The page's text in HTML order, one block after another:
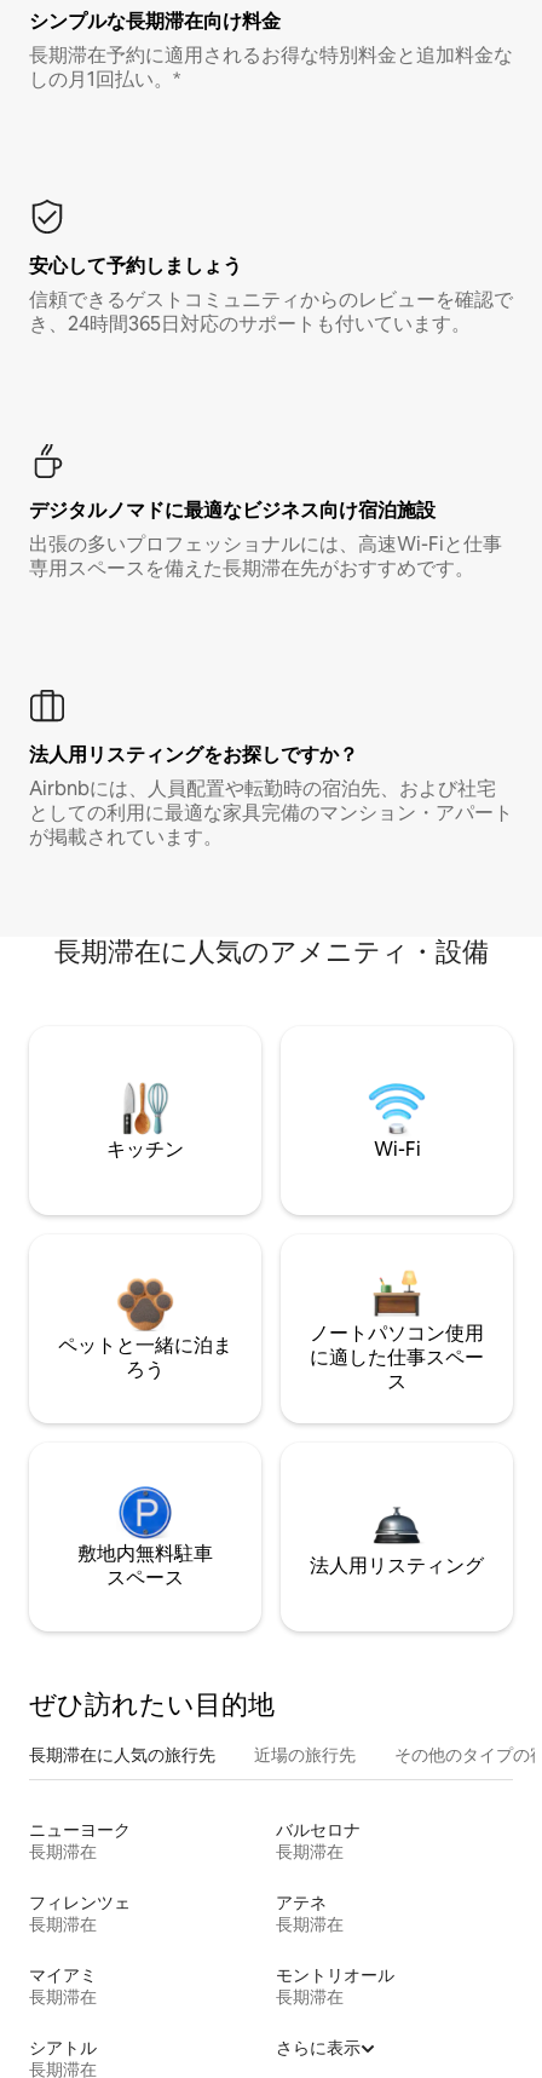
シンプルな長期滞在向け料金
長期滞在予約に適用されるお得な特別料金と追加料金な
しの月1回払い。*
安心して予約しましょう
信頼できるゲストコミュニティからのレビューを確認で
き、24時間365日対応のサポートも付いています。
デジタルノマド⁠に最⁠適⁠なビ⁠ジ⁠ネ⁠ス⁠向⁠け宿⁠泊⁠施⁠設
出張の多いプロフェッショナルには、高速Wi-Fiと仕事
専用スペースを備えた長期滞在先がおすすめです。
法人用リスティングをお探しですか？
Airbnbには、人員配置や転勤時の宿泊先、および社宅
としての利用に最適な家具完備のマンション・アパート
が掲載されています。
長期滞在に人気のアメニティ・設備
キッチン Wi-Fi
ペットと一緒に泊ま
ろう
ノートパソコン使用
に適した仕事スペー
ス
敷地内無料駐⁠車
ス⁠ペ⁠ー⁠ス
法人用リスティング
ぜひ訪⁠れ⁠た⁠い目⁠的⁠地
長期滞在に人気の旅行先 近場の旅行先 その他のタ⁠イ⁠プ⁠の
ニューヨーク
長期滞在
バルセロナ
長期滞在
フィレンツェ
長期滞在
アテネ
長期滞在
マイアミ
長期滞在
モントリオール
長期滞在
シアトル
長期滞在
さらに表示